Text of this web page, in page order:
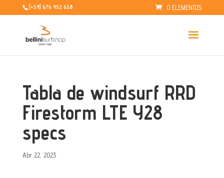
[+34] 676 452 638 0 ELEMENTOS
Tabla de windsurf RRD
Firestorm LTE Y28
specs
Abr 22, 2023